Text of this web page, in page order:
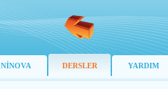
NİNOVA DERSLER YARDIM